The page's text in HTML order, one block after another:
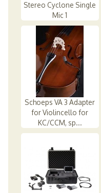
Stereo Cyclone Single
Mic 1
Schoeps VA 3 Adapter
for Violincello for
KC/CCM, sp...